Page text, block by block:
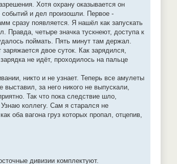
Хотя охрану оказывается он
событий и дел произошли. Первое -
сразу появляется. Я нашёл как запускать
Правда, четыре значка тускнеют, доступа к
поймать. Пять минут там держал.
двое суток. Как зарядился,
не идёт, проходилось на пальце
никто и не узнает. Теперь все амулеты
за него никого не выпускали,
Так что пока следствие шло,
коллегу. Сам я старался не
оба вагона груз которых пропал, отцепив,
дивизии комплектуют.